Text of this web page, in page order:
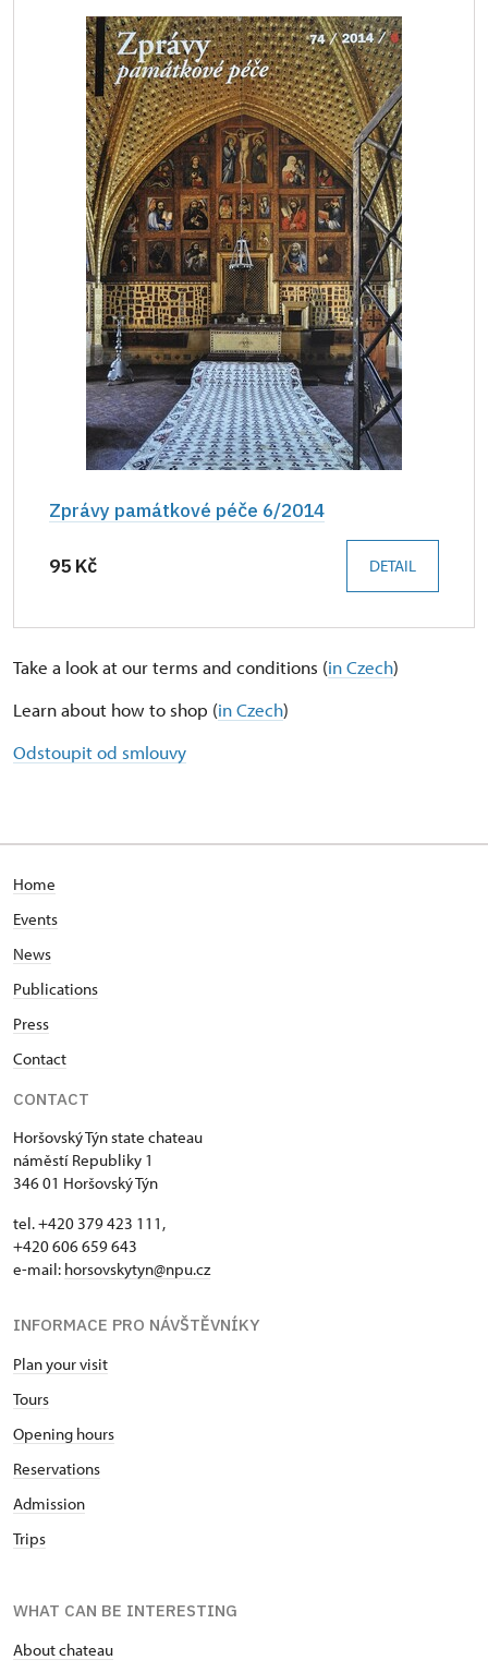
Zprávy památkové péče 6/2014
95 Kč DETAIL
Take a look at our terms and conditions (in Czech)
Learn about how to shop (in Czech)
Odstoupit od smlouvy
Home
Events
News
Publications
Press
Contact
CONTACT
Horšovský Týn state chateau
náměstí Republiky 1
346 01 Horšovský Týn
tel. +420 379 423 111,
+420 606 659 643
e-mail: horsovskytyn@npu.cz
INFORMACE PRO NÁVŠTĚVNÍKY
Plan your visit
Tours
Opening hours
Reservations
Admission
Trips
WHAT CAN BE INTERESTING
About chateau